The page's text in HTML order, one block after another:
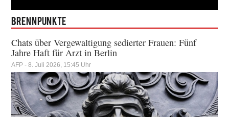
Brennpunkte
Chats über Vergewaltigung sedierter Frauen: Fünf
Jahre Haft für Arzt in Berlin
AFP - 8. Juli 2026, 15:45 Uhr